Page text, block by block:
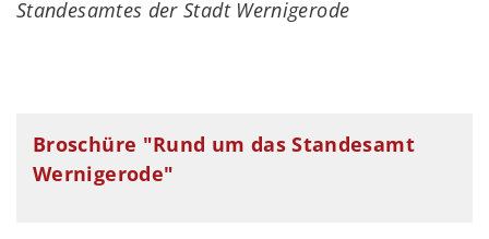
Standesamtes der Stadt Wernigerode
Broschüre "Rund um das Standesamt
Wernigerode"